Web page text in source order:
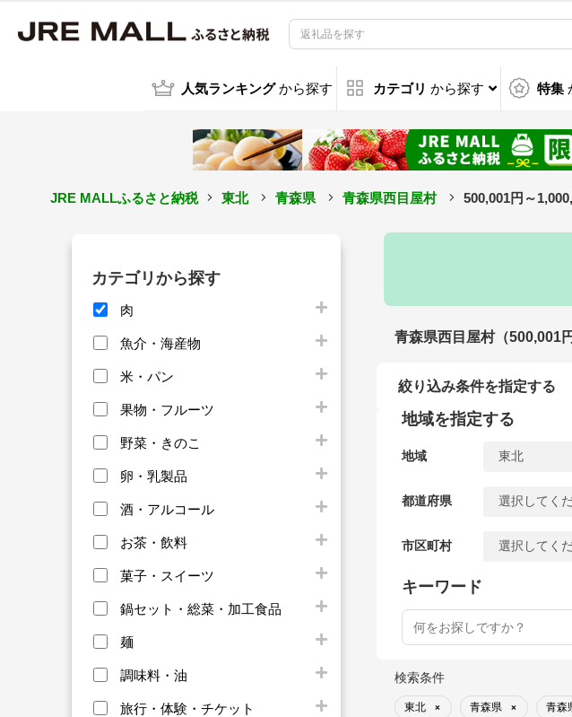
人気ランキング から探す カテゴリ から探す 特集
JRE MALLふるさと納税 東北 青森県 青森県西目屋村 500,001円～
カテゴリから探す
肉
魚介・海産物
米・パン
果物・フルーツ
野菜・きのこ
卵・乳製品
酒・アルコール
お茶・飲料
菓子・スイーツ
鍋セット・総菜・加工食品
麺
調味料・油
旅行・体験・チケット
青森県西目屋村（500,001
絞り込み条件を指定する
地域を指定する
地域
都道府県
市区町村
キーワード
検索条件
東北 × 青森県 × 青森